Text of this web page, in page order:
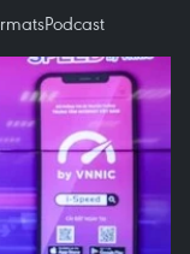
Podcast